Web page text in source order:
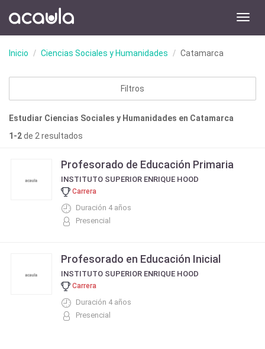
Inicio Ciencias Sociales y Humanidades Catamarca
Filtros
Estudiar Ciencias Sociales y Humanidades en Catamarca
1-2de 2 resultados
Profesorado de Educación Primaria
INSTITUTO SUPERIOR ENRIQUE HOOD
Carrera
Duración 4 años
Presencial
Profesorado en Educación Inicial
INSTITUTO SUPERIOR ENRIQUE HOOD
Carrera
Duración 4 años
Presencial